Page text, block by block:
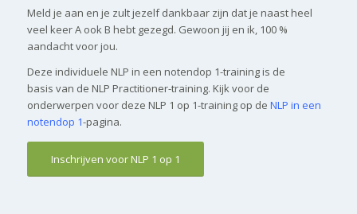
Meld je aan en je zult jezelf dankbaar zijn dat je naast heel
veel keer A ook B hebt gezegd. Gewoon jij en ik, 100 %
aandacht voor jou.
Deze individuele NLP in een notendop 1-training is de
basis van de NLP Practitioner-training. Kijk voor de
onderwerpen voor deze NLP 1 op 1-training op de NLP in een
notendop 1-pagina.
Inschrijven voor NLP 1 op 1